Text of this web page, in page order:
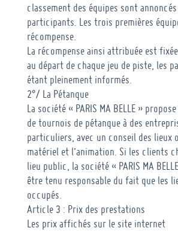
classement des équipes sont
participants. Les trois premières
récompense.
La récompense ainsi attribuée est
au départ de chaque jeu de piste, les
étant pleinement informés.
2°/ La Pétanque
La société « PARIS MA BELLE »
de tournois de pétanque à des
particuliers, avec un conseil des lieux
matériel et l’animation. Si les clients
lieu public, la société « PARIS MA
être tenu responsable du fait que les
occupés.
Article 3 : Prix des prestations
Les prix affichés sur le site internet